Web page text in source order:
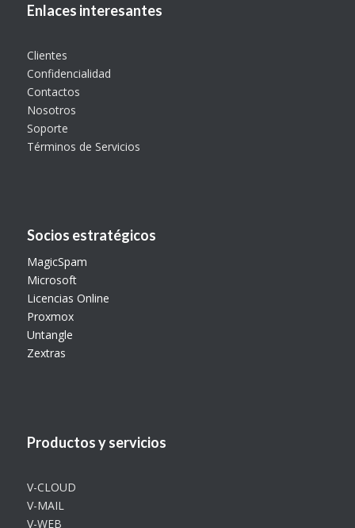
Enlaces interesantes
Clientes
Confidencialidad
Contactos
Nosotros
Soporte
Términos de Servicios
Socios estratégicos
MagicSpam
Microsoft
Licencias Online
Proxmox
Untangle
Zextras
Productos y servicios
V-CLOUD
V-MAIL
V-WEB